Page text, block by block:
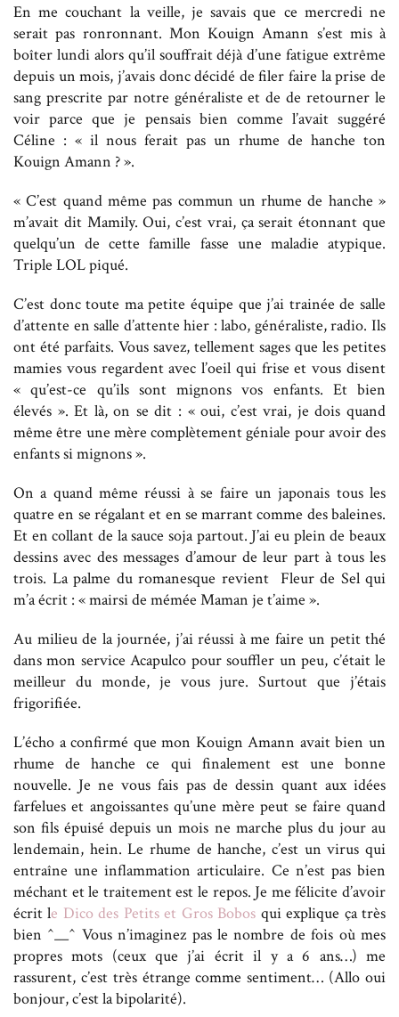
En me couchant la veille, je savais que ce mercredi ne
serait pas ronronnant. Mon Kouign Amann s’est mis à
boîter lundi alors qu’il souffrait déjà d’une fatigue extrême
depuis un mois, j’avais donc décidé de filer faire la prise de
sang prescrite par notre généraliste et de de retourner le
voir parce que je pensais bien comme l’avait suggéré
Céline : « il nous ferait pas un rhume de hanche ton
Kouign Amann ? ».
« C’est quand même pas commun un rhume de hanche »
m’avait dit Mamily. Oui, c’est vrai, ça serait étonnant que
quelqu’un de cette famille fasse une maladie atypique.
Triple LOL piqué.
C’est donc toute ma petite équipe que j’ai trainée de salle
d’attente en salle d’attente hier : labo, généraliste, radio. Ils
ont été parfaits. Vous savez, tellement sages que les petites
mamies vous regardent avec l’oeil qui frise et vous disent
« qu’est-ce qu’ils sont mignons vos enfants. Et bien
élevés ». Et là, on se dit : « oui, c’est vrai, je dois quand
même être une mère complètement géniale pour avoir des
enfants si mignons ».
On a quand même réussi à se faire un japonais tous les
quatre en se régalant et en se marrant comme des baleines.
Et en collant de la sauce soja partout. J’ai eu plein de beaux
dessins avec des messages d’amour de leur part à tous les
trois. La palme du romanesque revient Fleur de Sel qui
m’a écrit : « mairsi de mémée Maman je t’aime ».
Au milieu de la journée, j’ai réussi à me faire un petit thé
dans mon service Acapulco pour souffler un peu, c’était le
meilleur du monde, je vous jure. Surtout que j’étais
frigorifiée.
L’écho a confirmé que mon Kouign Amann avait bien un
rhume de hanche ce qui finalement est une bonne
nouvelle. Je ne vous fais pas de dessin quant aux idées
farfelues et angoissantes qu’une mère peut se faire quand
son fils épuisé depuis un mois ne marche plus du jour au
lendemain, hein. Le rhume de hanche, c’est un virus qui
entraîne une inflammation articulaire. Ce n’est pas bien
méchant et le traitement est le repos. Je me félicite d’avoir
écrit le Dico des Petits et Gros Bobos qui explique ça très
bien ^__^ Vous n’imaginez pas le nombre de fois où mes
propres mots (ceux que j’ai écrit il y a 6 ans…) me
rassurent, c’est très étrange comme sentiment… (Allo oui
bonjour, c’est la bipolarité).